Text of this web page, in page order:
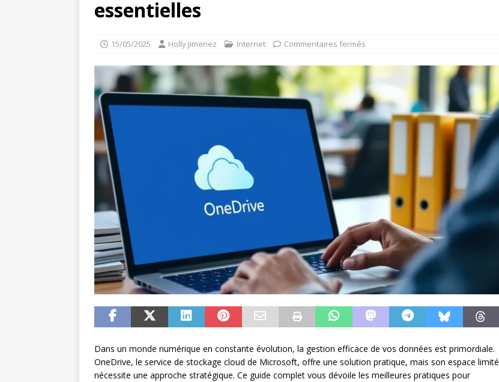
essentielles
15/05/2025 Holly Jimenez Internet Commentaires fermés
Dans un monde numérique en constante évolution, la gestion efficace de vos données est primordiale.
OneDrive, le service de stockage cloud de Microsoft, offre une solution pratique, mais son espace limité
nécessite une approche stratégique. Ce guide complet vous dévoile les meilleures pratiques pour